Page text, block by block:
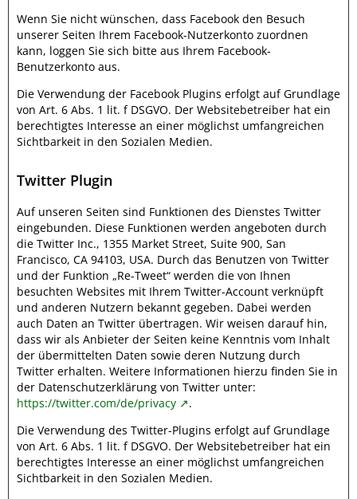
Wenn Sie nicht wünschen, dass Facebook den Besuch
unserer Seiten Ihrem Facebook-Nutzerkonto zuordnen
kann, loggen Sie sich bitte aus Ihrem Facebook-
Benutzerkonto aus.
Die Verwendung der Facebook Plugins erfolgt auf Grundlage
von Art. 6 Abs. 1 lit. f DSGVO. Der Websitebetreiber hat ein
berechtigtes Interesse an einer möglichst umfangreichen
Sichtbarkeit in den Sozialen Medien.
Twitter Plugin
Auf unseren Seiten sind Funktionen des Dienstes Twitter
eingebunden. Diese Funktionen werden angeboten durch
die Twitter Inc., 1355 Market Street, Suite 900, San
Francisco, CA 94103, USA. Durch das Benutzen von Twitter
und der Funktion „Re-Tweet“ werden die von Ihnen
besuchten Websites mit Ihrem Twitter-Account verknüpft
und anderen Nutzern bekannt gegeben. Dabei werden
auch Daten an Twitter übertragen. Wir weisen darauf hin,
dass wir als Anbieter der Seiten keine Kenntnis vom Inhalt
der übermittelten Daten sowie deren Nutzung durch
Twitter erhalten. Weitere Informationen hierzu finden Sie in
der Datenschutzerklärung von Twitter unter:
https://twitter.com/de/privacy
.
Die Verwendung des Twitter-Plugins erfolgt auf Grundlage
von Art. 6 Abs. 1 lit. f DSGVO. Der Websitebetreiber hat ein
berechtigtes Interesse an einer möglichst umfangreichen
Sichtbarkeit in den Sozialen Medien.